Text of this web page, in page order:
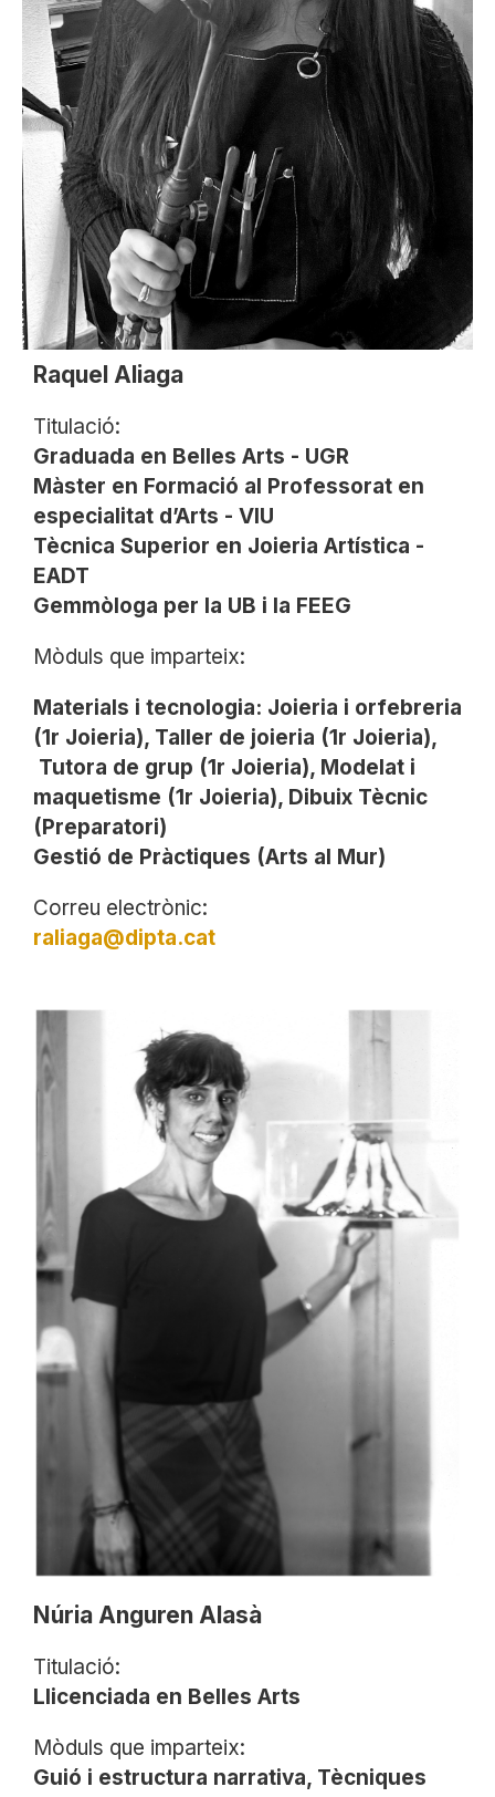
Raquel Aliaga
Titulació:
Graduada en Belles Arts - UGR
Màster en Formació al Professorat en
especialitat d’Arts - VIU
Tècnica Superior en Joieria Artística -
EADT
Gemmòloga per la UB i la FEEG
Mòduls que imparteix:
Materials i tecnologia: Joieria i orfebreria
(1r Joieria), ⁠Taller de joieria (1r Joieria),
⁠Tutora de grup (1r Joieria), ⁠Modelat i
maquetisme (1r Joieria), ⁠Dibuix Tècnic
(Preparatori)
⁠Gestió de Pràctiques (Arts al Mur)
Correu electrònic:
raliaga@dipta.cat
Núria Anguren Alasà
Titulació:
Llicenciada en Belles Arts
Mòduls que imparteix:
Guió i estructura narrativa, Tècniques